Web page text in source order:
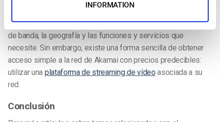
INFORMATION
todo para grandes usuarios. Los precios pueden variar
drásticamente. Los costes dependen del volumen, el ancho
de banda, la geografía y las funciones y servicios que
necesite. Sin embargo, existe una forma sencilla de obtener
acceso simple a la red de Akamai con precios predecibles:
utilizar una plataforma de streaming de vídeo asociada a su
red.
Conclusión